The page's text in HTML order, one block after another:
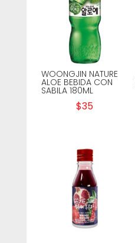
WOONGJIN NATURE
ALOE BEBIDA CON
SABILA 180ML
$35